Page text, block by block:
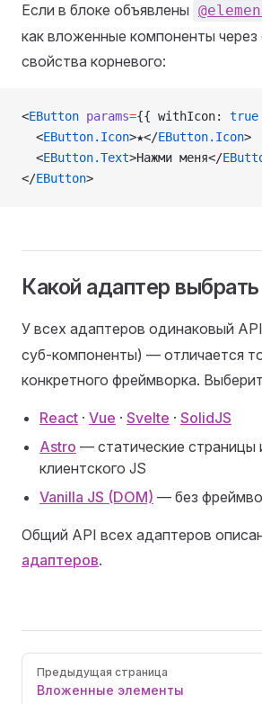
Если в блоке объявлены
как вложенные компоненты через
свойства корневого:
<EButton params={{ withIcon: true
  <
EButton.Icon>★</EButton.Icon>
  <
EButton.Text>Нажми меня</
</EButton>
Какой адаптер выбрать
У всех адаптеров одинаковый
суб-компоненты) — отличается
конкретного фреймворка.
React · Vue · Svelte · SolidJS
Astro — статические страницы
клиентского JS
Vanilla JS (DOM) — без
Общий API всех адаптеров
адаптеров.
Pager
Предыдущая страница
Вложенные элементы